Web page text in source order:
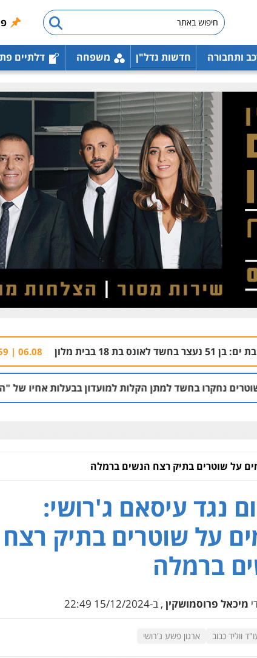
ותחבורה חדשות נדל"ן משפחה דלתיים
06.08 | 21:59 חשד:
למתן הקלות למועדון בבעלות אחיו של "הצל" 05.08 | 12:03
על שוטרים בתיק רצח הנשים ברמלה
נגד עיסאם ג'רושי:
על שוטרים בתיק רצח
ברמלה
מיכאל פרוסמושקין , ב-15/12/2024 22:49
ווליד כבוב ארגון פשע ג'רושי